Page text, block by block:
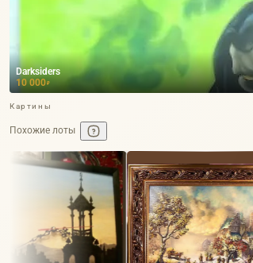
Darksiders
10 000₽
Картины
Похожие лоты